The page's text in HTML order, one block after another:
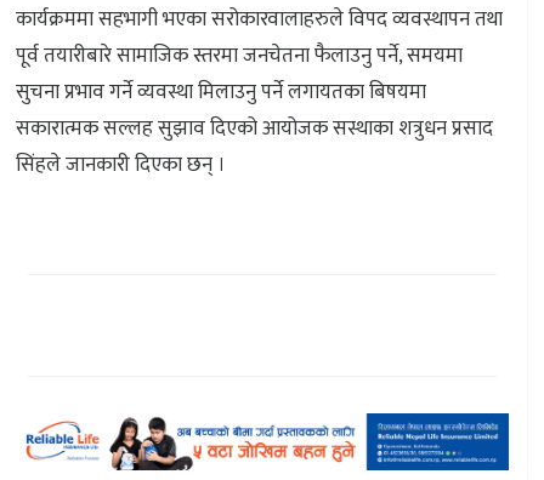
कार्यक्रममा सहभागी भएका सरोकारवालाहरुले विपद व्यवस्थापन तथा
पूर्व तयारीबारे सामाजिक स्तरमा जनचेतना फैलाउनु पर्ने, समयमा
सुचना प्रभाव गर्ने व्यवस्था मिलाउनु पर्ने लगायतका बिषयमा
सकारात्मक सल्लह सुझाव दिएको आयोजक सस्थाका शत्रुधन प्रसाद
सिंहले जानकारी दिएका छन् ।